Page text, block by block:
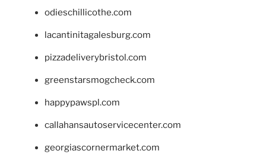
odieschillicothe.com
lacantinitagalesburg.com
pizzadeliverybristol.com
greenstarsmogcheck.com
happypawspl.com
callahansautoservicecenter.com
georgiascornermarket.com